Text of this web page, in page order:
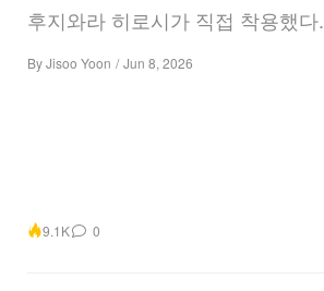
후지와라 히로시가 직접 착용했다.
ByJisoo Yoon / Jun 8, 2026
9.1K 0